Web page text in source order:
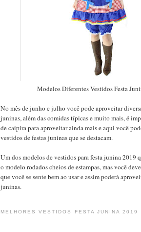
Modelos Diferentes Vestidos Festa
No mês de junho e julho você pode aproveitar
juninas, além das comidas típicas e muito mais, é
de caipira para aproveitar ainda mais e aqui você
vestidos de festas juninas que se destacam.
Um dos modelos de vestidos para festa junina 2019
o modelo rodados cheios de estampas, mas você
que você se sente bem ao usar e assim poderá
juninas.
MELHORES VESTIDOS FESTA JUNINA 2019